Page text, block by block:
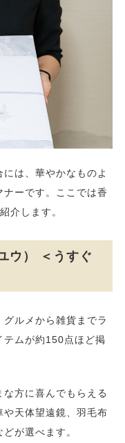
は、華やかなものよ
ーです。ここでは香
介します。
ウ） ＜うすぐ
ルメから雑貨までラ
テムが約150点ほど掲
方に喜んでもらえる
天体望遠鏡、羽毛布
が選べます。